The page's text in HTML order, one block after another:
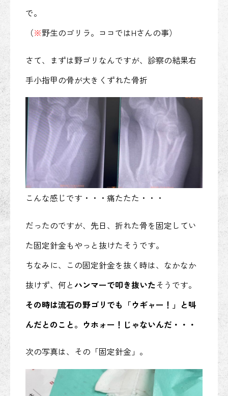
で。
（※野生のゴリラ。ココではHさんの事）
さて、まずは野ゴリなんですが、診察の結果右
手小指甲の骨が大きくずれた骨折
こんな感じです・・・痛たたた・・・
だったのですが、先日、折れた骨を固定してい
た固定針金もやっと抜けたそうです。
ちなみに、この固定針金を抜く時は、なかなか
抜けず、何と ハンマーで叩き抜いたそうです。
その時は流石の野ゴリでも「ウギャー！」と叫
んだとのこと。ウホォー！じゃないんだ・・・
次の写真は、その「固定針金」。